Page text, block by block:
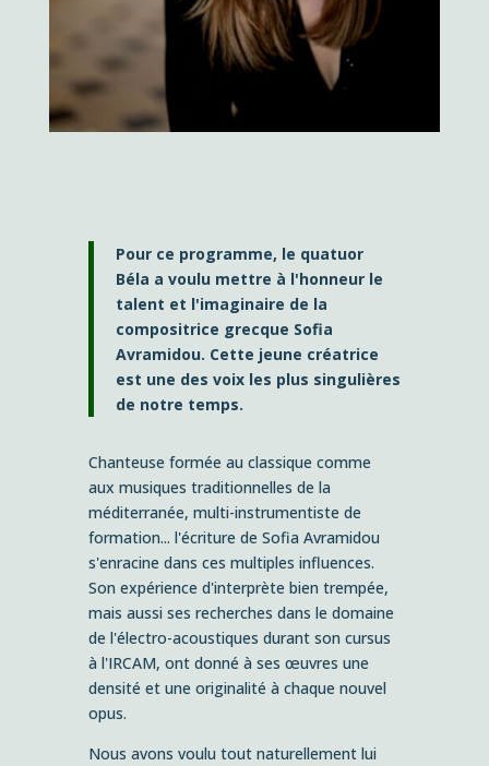
Pour ce programme, le quatuor
Béla a voulu mettre à l'honneur le
talent et l'imaginaire de la
compositrice grecque Sofia
Avramidou. Cette jeune créatrice
est une des voix les plus singulières
de notre temps.
Chanteuse formée au classique comme
aux musiques traditionnelles de la
méditerranée, multi-instrumentiste de
formation... l'écriture de Sofia Avramidou
s'enracine dans ces multiples influences.
Son expérience d'interprète bien trempée,
mais aussi ses recherches dans le domaine
de l'électro-acoustiques durant son cursus
à l'IRCAM, ont donné à ses œuvres une
densité et une originalité à chaque nouvel
opus.
Nous avons voulu tout naturellement lui